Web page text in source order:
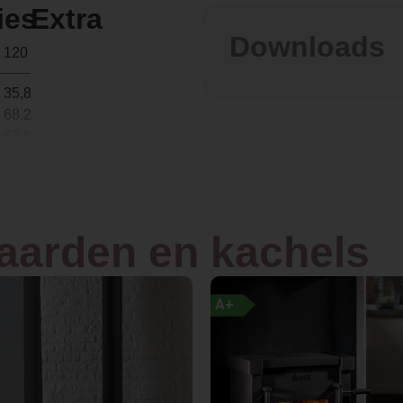
120 kg
35,8 ×
Extra
en kachels
A+